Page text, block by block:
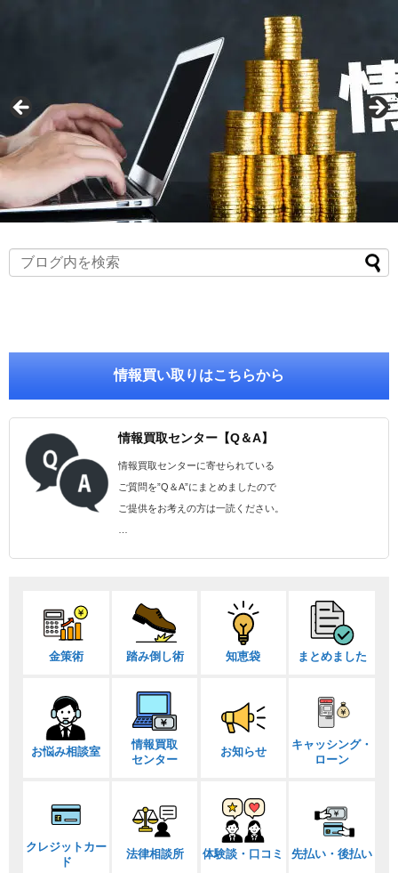
情報買い取りはこちらから
情報買取センター【Q＆A】
情報買取センターに寄せられている
ご質問を”Q＆A”にまとめましたので
ご提供をお考えの方は一読ください。
金策術 踏み倒し術 知恵袋 まとめました
お悩み相談室
情報買取
センター
お知らせ
キャッシング・
ローン
クレジットカー
ド
法律相談所 体験談・口コミ 先払い・後払い